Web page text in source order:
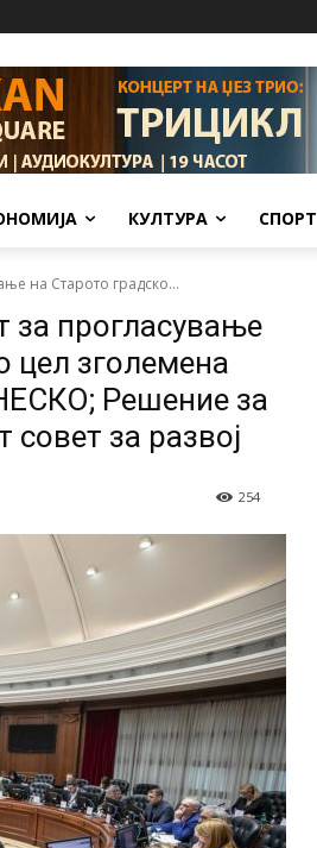
КУЛТУРА СПОРТ
на Старото градско...
за прогласување
цел зголемена
Решение за
за развој
254